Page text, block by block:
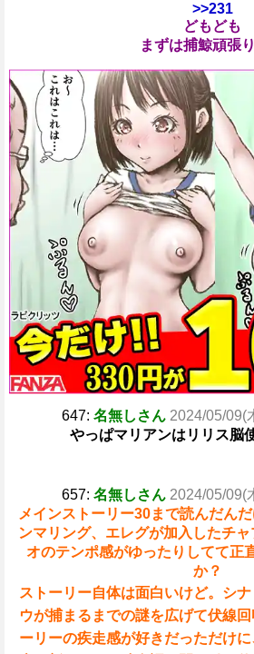
>>231
どもども
まずは捕鯨頑張
647: 名無しさん 2024/05/09(
やっぱマリアンはリリス脳
657: 名無しさん 2024/05/09(
メインストーリー30まで読んだん
ンマリング、エレグが加入したチ
オのテンポ感がゆったりしてて正
か？
ストーリー自体は面白いけど。シ
ウが捕まるまでの謎を広げて伏線
ーリーの疾走感が好きだっただけ